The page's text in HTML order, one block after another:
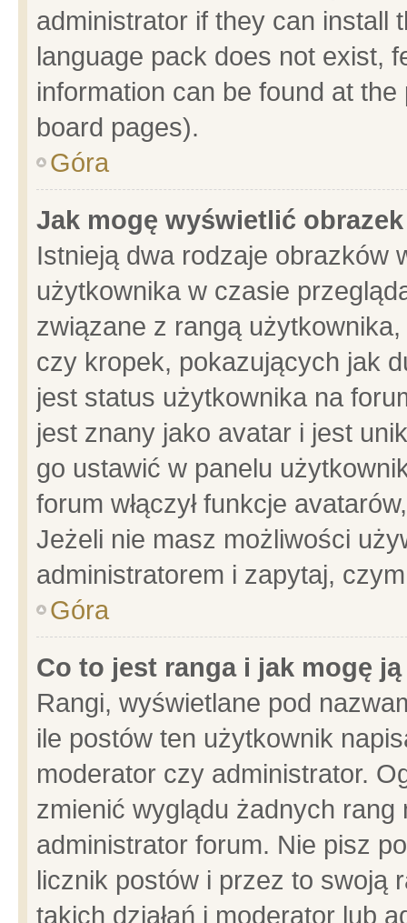
administrator if they can install
language pack does not exist,
information can be found at
board pages).
Góra
Jak mogę wyświetlić
Istnieją dwa rodzaje obrazków
użytkownika w czasie
związane z rangą
czy kropek, pokazujących jak
jest status użytkownika na
jest znany jako avatar i jest
go ustawić w panelu
forum włączył funkcje
Jeżeli nie masz możliwości
administratorem i zapytaj,
Góra
Co to jest ranga i jak mogę
Rangi, wyświetlane pod
ile postów ten użytkownik
moderator czy administrator.
zmienić wyglądu żadnych
administrator forum. Nie pisz
licznik postów i przez to swoją
takich działań i moderator lub